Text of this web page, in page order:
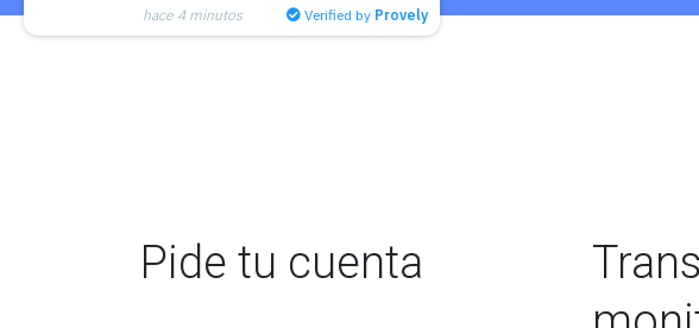
Pide tu cuenta
hace 4 minutos Verified by Provely